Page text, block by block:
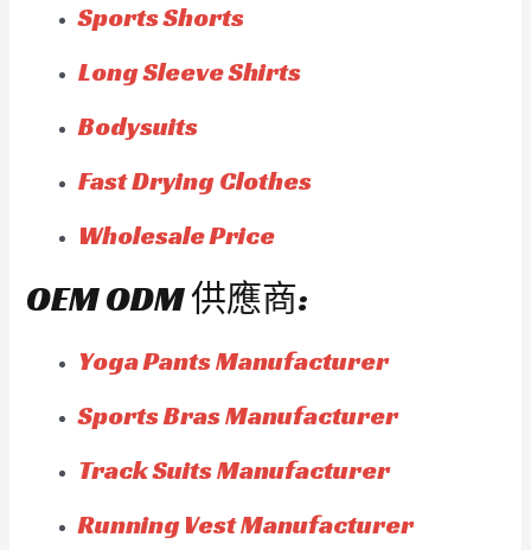
Sports Shorts
Long Sleeve Shirts
Bodysuits
Fast Drying Clothes
Wholesale Price
OEM ODM 供應商:
Yoga Pants Manufacturer
Sports Bras Manufacturer
Track Suits Manufacturer
Running Vest Manufacturer